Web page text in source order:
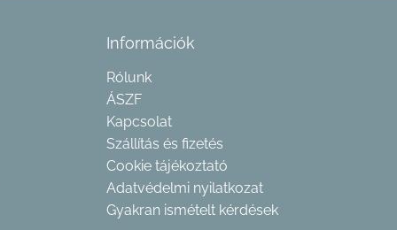
Információk
Rólunk
ÁSZF
Kapcsolat
Szállítás és fizetés
Cookie tájékoztató
Adatvédelmi nyilatkozat
Gyakran ismételt kérdések